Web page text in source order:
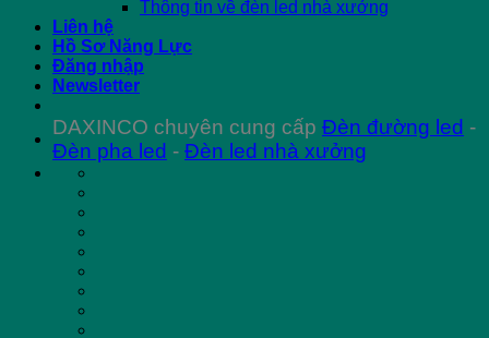
Thông tin về đèn led nhà xưởng
Liên hệ
Hồ Sơ Năng Lực
Đăng nhập
Newsletter
DAXINCO chuyên cung cấp Đèn đường led -
Đèn pha led - Đèn led nhà xưởng